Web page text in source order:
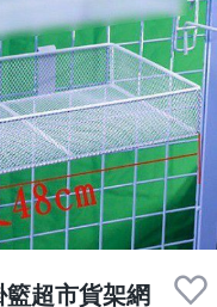
籃超市貨架網